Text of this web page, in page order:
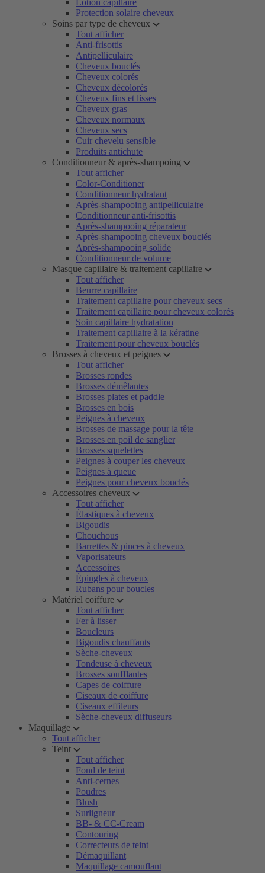
Lotion capillaire
Protection solaire cheveux
Soins par type de cheveux
Tout afficher
Anti-frisottis
Antipelliculaire
Cheveux bouclés
Cheveux colorés
Cheveux décolorés
Cheveux fins et lisses
Cheveux gras
Cheveux normaux
Cheveux secs
Cuir chevelu sensible
Produits antichute
Conditionneur & après-shampoing
Tout afficher
Color-Conditioner
Conditionneur hydratant
Après-shampooing antipelliculaire
Conditionneur anti-frisottis
Après-shampooing réparateur
Après-shampooing cheveux bouclés
Après-shampooing solide
Conditionneur de volume
Masque capillaire & traitement capillaire
Tout afficher
Beurre capillaire
Traitement capillaire pour cheveux secs
Traitement capillaire pour cheveux colorés
Soin capillaire hydratation
Traitement capillaire à la kératine
Traitement pour cheveux bouclés
Brosses à cheveux et peignes
Tout afficher
Brosses rondes
Brosses démêlantes
Brosses plates et paddle
Brosses en bois
Peignes à cheveux
Brosses de massage pour la tête
Brosses en poil de sanglier
Brosses squelettes
Peignes à couper les cheveux
Peignes à queue
Peignes pour cheveux bouclés
Accessoires cheveux
Tout afficher
Élastiques à cheveux
Bigoudis
Chouchous
Barrettes & pinces à cheveux
Vaporisateurs
Accessoires
Épingles à cheveux
Rubans pour boucles
Matériel coiffure
Tout afficher
Fer à lisser
Boucleurs
Bigoudis chauffants
Sèche-cheveux
Tondeuse à cheveux
Brosses soufflantes
Capes de coiffure
Ciseaux de coiffure
Ciseaux effileurs
Sèche-cheveux diffuseurs
Maquillage
Tout afficher
Teint
Tout afficher
Fond de teint
Anti-cernes
Poudres
Blush
Surligneur
BB- & CC-Cream
Contouring
Correcteurs de teint
Démaquillant
Maquillage camouflant